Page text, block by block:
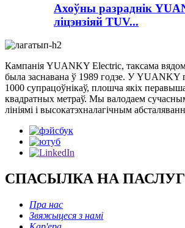
Ахоўны разраднік
ліцэнзіяй TUV...
Кампанія YUANKY Electric, таксама
была заснавана ў 1989 годзе. У YUANKY
1000 супрацоўнікаў, плошча якіх
квадратных метраў. Мы валодаем
лініямі і высокатэхналагічным
СПАСЫЛКА НА
Пра нас
Звяжыцеся з намі